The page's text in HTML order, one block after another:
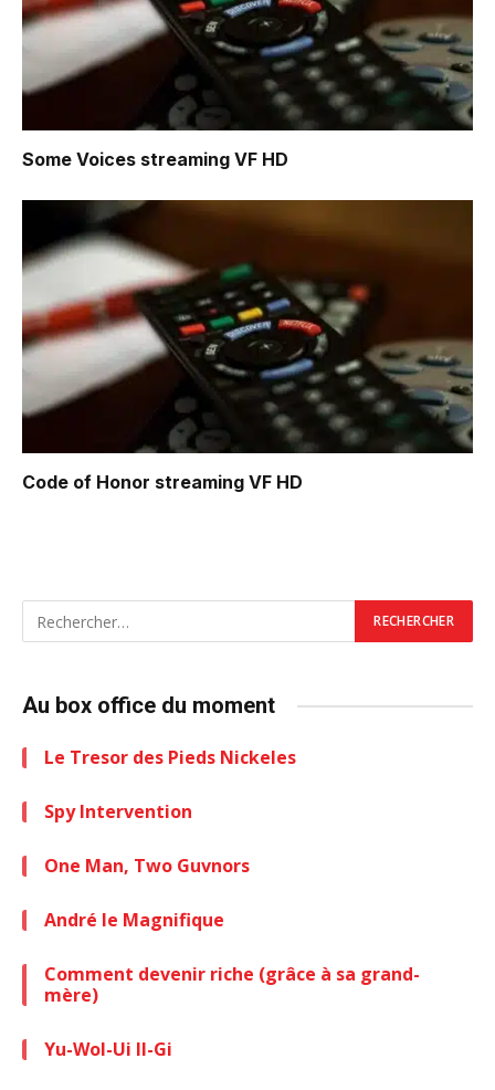
Some Voices streaming VF HD
Code of Honor streaming VF HD
Au box office du moment
Le Tresor des Pieds Nickeles
Spy Intervention
One Man, Two Guvnors
André le Magnifique
Comment devenir riche (grâce à sa grand-
mère)
Yu-Wol-Ui Il-Gi